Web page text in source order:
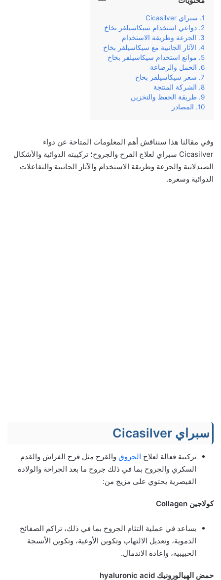
سبراي Cicasilver
دواعي استخدام سيكاسيلفر بخاخ
الجرعة وطريقة الاستخدام
الآثار الجانبية مع سيكاسيلفر بخاخ
موانع استخدام سيكاسيلفر بخاخ
الحمل والرضاعة
سعر سيكاسيلفر بخاخ
الشركة المنتجة
طريقة الحفظ والتخزين
المصادر
وفي‌ ‌مقالنا‌ ‌هذا‌ ‌سنناقش‌ ‌أهم‌ ‌المعلومات‌ ‌المتاحة‌ ‌عن‌ دواء
Cicasilver سبراي لعلاج القرح والجروح؛ ‌تركيبته‌ ‌الدوائية‌ والأشكال
الصيدلانية ‌والجرعة‌ ‌وطريقة‌ ‌الاستخدام‌ ‌والآثار‌ ‌الجانبية‌ ‌والتفاعلات
الدوائية وسعره‌.
سبراي Cicasilver
تركيبة فعالة لعلاج الحروق والقرح مثل قرح الفراش والقدم
السكري والجروح بما في ذلك جروح ما بعد الجراحة والولادة
القيصرية يحتوي على مزيج من:
كولاجين Collagen
يساعد في عملية التئام الجروح بما في ذلك، تراكم الصفائح
الدموية، وتعديل الالتهاب وتكوين الأوعية، وتكوين الأنسجة
الحبيبية، وإعادة الاندمال.
حمض الهيالورونيك hyaluronic acid